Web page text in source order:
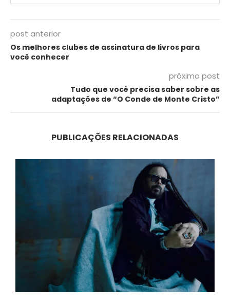
post anterior
Os melhores clubes de assinatura de livros para
você conhecer
próximo post
Tudo que você precisa saber sobre as
adaptações de “O Conde de Monte Cristo”
PUBLICAÇÕES RELACIONADAS